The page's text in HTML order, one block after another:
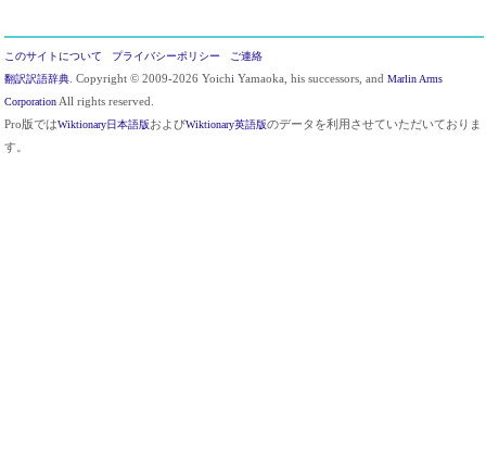
このサイトについて プライバシーポリシー
ご連絡
翻訳訳語辞典 . Copyright © 2009-2026 Yoichi Yamaoka, his successors, and Marlin Arms
Corporation All rights reserved.
Pro版ではWiktionary日本語版およびWiktionary英語版のデータを利用させていただいておりま
す。